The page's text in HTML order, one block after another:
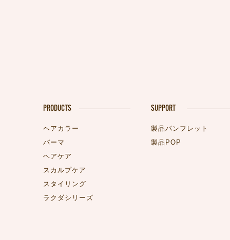
PRODUCTS
ヘアカラー
パーマ
ヘアケア
スカルプケア
スタイリング
ラクダシリーズ
SUPPORT
製品パンフレット
製品POP